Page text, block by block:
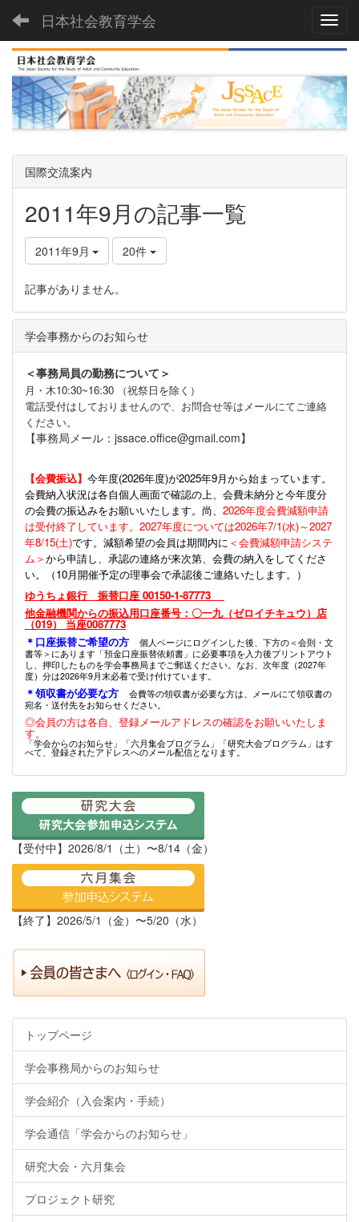
日本社会教育学会
国際交流案内
2011年9月の記事一覧
2011年9月 20件
記事がありません。
学会事務からのお知らせ
＜事務局員の勤務について＞
月・木10:30~16:30 （祝祭日を除く）
電話受付はしておりませんので、お問合せ等はメールにてご連絡
ください。
【事務局メール：jssace.office@gmail.com】
【会費振込】 今年度(2026年度)が2025年9月から始まっています。
会費納入状況は各自個人画面で確認の上、会費未納分と今年度分
の会費の振込みをお願いいたします。尚、 2026年度会費減額申請
は受付終了しています。2027年度については2026年7/1(水)～2027
年8/15(土)です。減額希望の会員は期間内に ＜会費減額申請システ
ム＞から申請し、承認の連絡が来次第、会費の納入をしてくださ
い。（10月開催予定の理事会で承認後ご連絡いたします。）
ゆうちょ銀行 振替口座 00150-1-87773
他金融機関からの振込用口座番号：〇一九（ゼロイチキュウ）店
（019） 当座0087773
＊口座振替ご希望の方
個人ページにログインした後、下方の＜会則・文
書等＞にあります「預金口座振替依頼書」に必要事項を入力後プリントアウト
し、押印したものを学会事務局までご郵送ください。なお、次年度（2027年
度）分は2026年9月末必着で受け付けています。
＊領収書が必要な方
会費等の領収書が必要な方は、メールにて領収書の
宛名・送付先をお知らせください。
◎会員の方は各自、登録メールアドレスの確認をお願いいたしま
す。
「学会からのお知らせ」「六月集会プログラム」「研究大会プログラム」はす
べて、登録されたアドレスへのメール配信となります。
【受付中】2026/8/1（土）〜8/14（金）
【終了】2026/5/1（金）〜5/20（水）
トップページ
学会事務局からのお知らせ
学会紹介（入会案内・手続）
学会通信「学会からのお知らせ」
研究大会・六月集会
プロジェクト研究